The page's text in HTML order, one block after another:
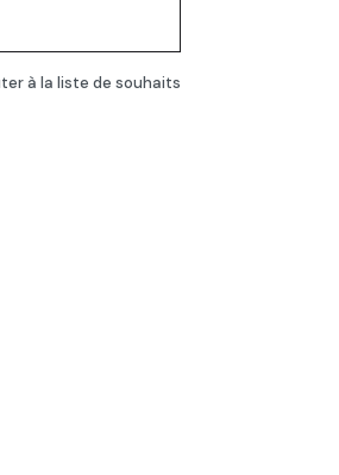
à la liste de souhaits